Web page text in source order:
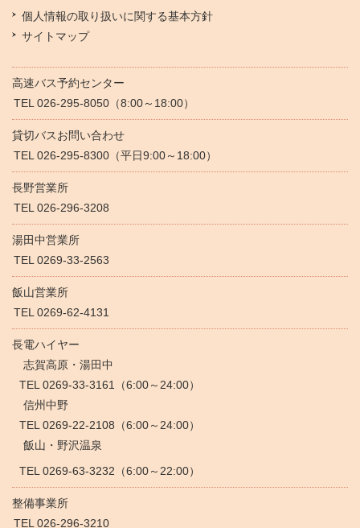
個人情報の取り扱いに関する基本方針
サイトマップ
高速バス予約センター
TEL 026-295-8050（8:00～18:00）
貸切バスお問い合わせ
TEL 026-295-8300（平日9:00～18:00）
長野営業所
TEL 026-296-3208
湯田中営業所
TEL 0269-33-2563
飯山営業所
TEL 0269-62-4131
長電ハイヤー
志賀高原・湯田中
TEL 0269-33-3161（6:00～24:00）
信州中野
TEL 0269-22-2108（6:00～24:00）
飯山・野沢温泉
TEL 0269-63-3232（6:00～22:00）
整備事業所
TEL 026-296-3210